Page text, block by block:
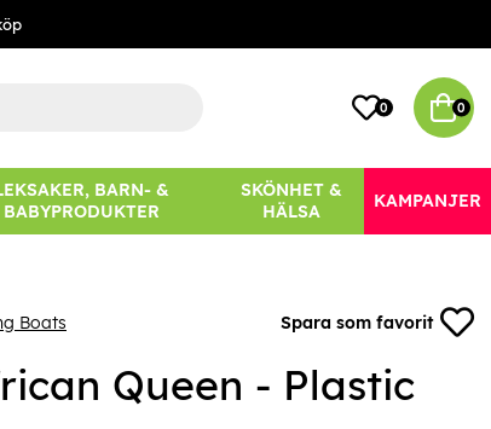
0 0
BARN- &
BABYPRODUKTER
SKÖNHET &
HÄLSA
KAMPANJER
Boats Spara som favorit
Queen - Plastic